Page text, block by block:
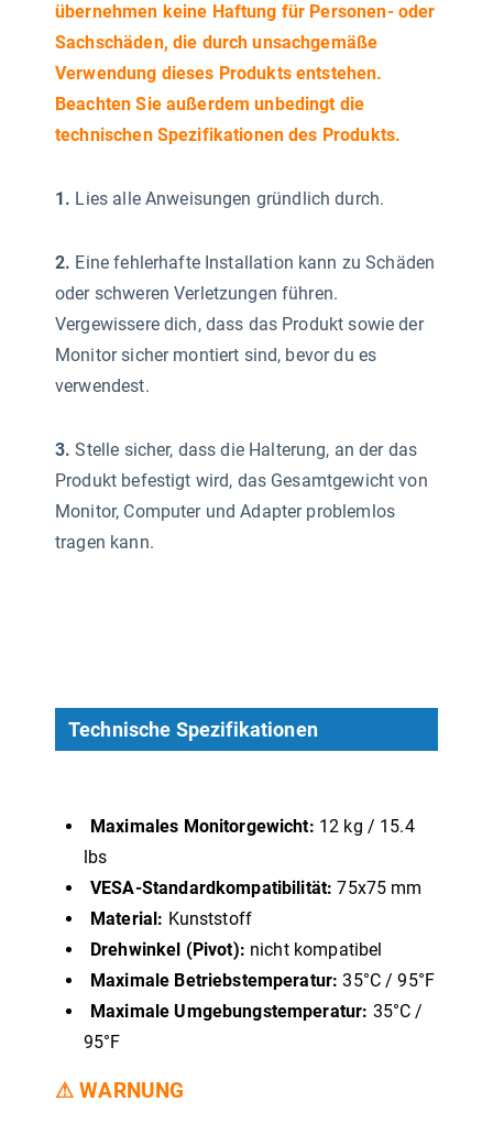
übernehmen keine Haftung für Personen- oder
Sachschäden, die durch unsachgemäße
Verwendung dieses Produkts entstehen.
Beachten Sie außerdem unbedingt die
technischen Spezifikationen des Produkts.
1. Lies alle Anweisungen gründlich durch.
2. Eine fehlerhafte Installation kann zu Schäden
oder schweren Verletzungen führen.
Vergewissere dich, dass das Produkt sowie der
Monitor sicher montiert sind, bevor du es
verwendest.
3.Stelle sicher, dass die Halterung, an der das
Produkt befestigt wird, das Gesamtgewicht von
Monitor, Computer und Adapter problemlos
tragen kann.
Technische Spezifikationen
Maximales Monitorgewicht: 12 kg / 15.4
lbs
VESA-Standardkompatibilität: 75x75 mm
Material: Kunststoff
Drehwinkel (Pivot): nicht kompatibel
Maximale Betriebstemperatur: 35°C / 95°F
Maximale Umgebungstemperatur: 35°C /
95°F
⚠ WARNUNG